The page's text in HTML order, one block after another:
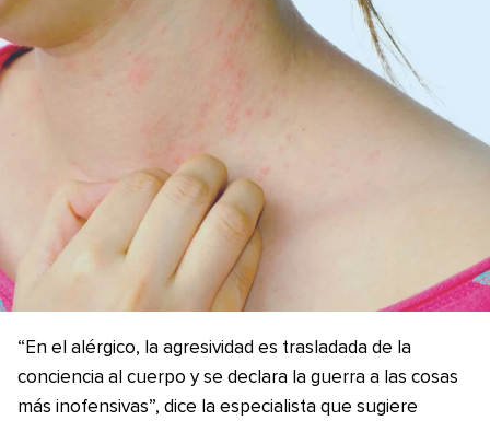
“En el alérgico, la agresividad es trasladada de la
conciencia al cuerpo y se declara la guerra a las cosas
más inofensivas”, dice la especialista que sugiere